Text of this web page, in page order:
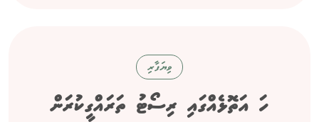
ވިޔަފާރި
ހަ އަތޮޅެއްގައި ރިސޯޓު ތަރައްގީކުރަން